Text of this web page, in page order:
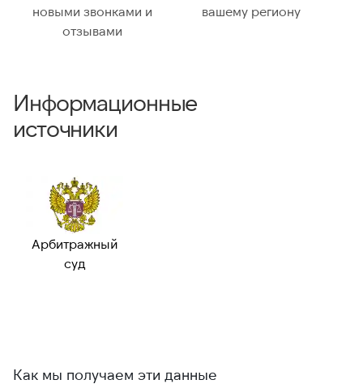
новыми звонками и
отзывами
вашему региону
Информационные
источники
Арбитражный
суд
Как мы получаем эти данные